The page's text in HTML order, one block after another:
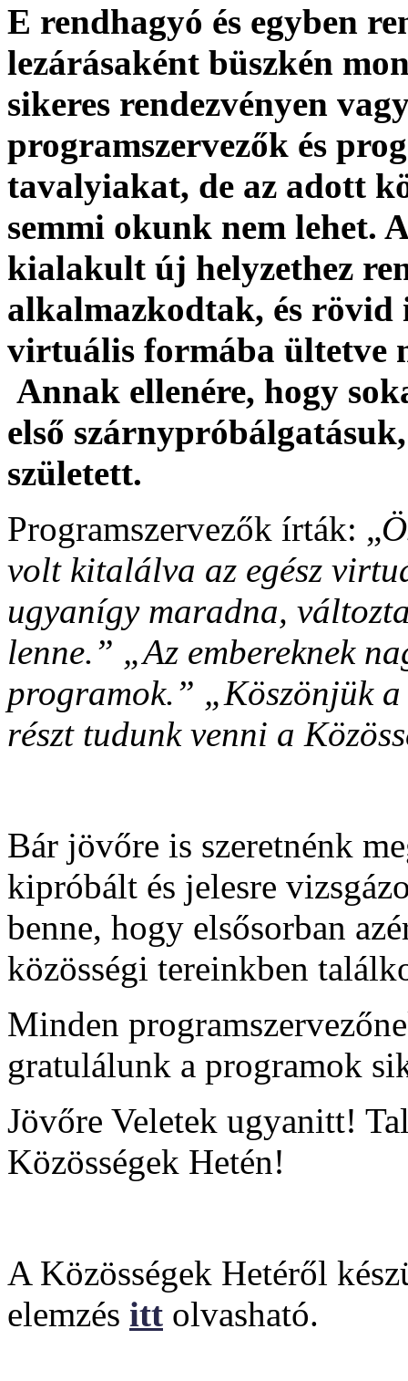
E rendhagyó és egyben
lezárásaként büszkén
sikeres rendezvényen
programszervezők és
tavalyiakat, de az adott
semmi okunk nem lehet.
kialakult új helyzethez
alkalmazkodtak, és rövid
virtuális formába ültetve
Annak ellenére, hogy
első
született.
Programszervezők írták: „
volt kitalálva az egész
ugyanígy maradna,
lenne.” „Az embereknek
programok.” „Köszönjük
részt tudunk venni a
Bár jövőre is szeretnénk
kipróbált és jelesre
benne, hogy elsősorban
közösségi tereinkben
Minden
gratulálunk a programok
Jövőre Veletek ugyanitt!
Közösségek Hetén!
A Közösségek Hetéről
elemzés itt olvasható.